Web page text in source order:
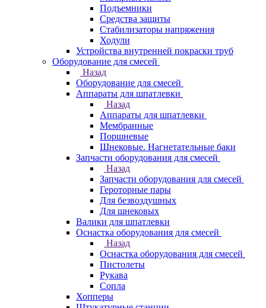
Подъемники
Средства защиты
Стабилизаторы напряжения
Ходули
Устройства внутренней покраски труб
Оборудование для смесей
Назад
Оборудование для смесей
Аппараты для шпатлевки
Назад
Аппараты для шпатлевки
Мембранные
Поршневые
Шнековые. Нагнетательные баки
Запчасти оборудования для смесей
Назад
Запчасти оборудования для смесей
Героторные пары
Для безвоздушных
Для шнековых
Валики для шпатлевки
Оснастка оборудования для смесей
Назад
Оснастка оборудования для смесей
Пистолеты
Рукава
Сопла
Хопперы